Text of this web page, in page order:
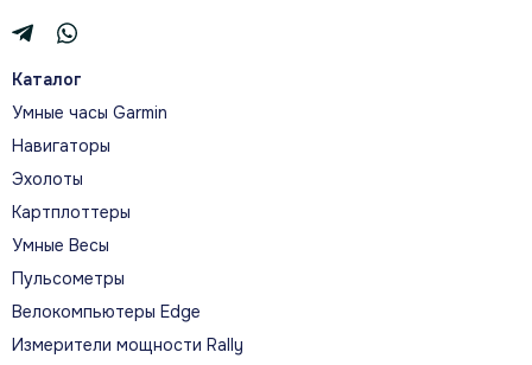
Каталог
Умные часы Garmin
Навигаторы
Эхолоты
Картплоттеры
Умные Весы
Пульсометры
Велокомпьютеры Edge
Измерители мощности Rally